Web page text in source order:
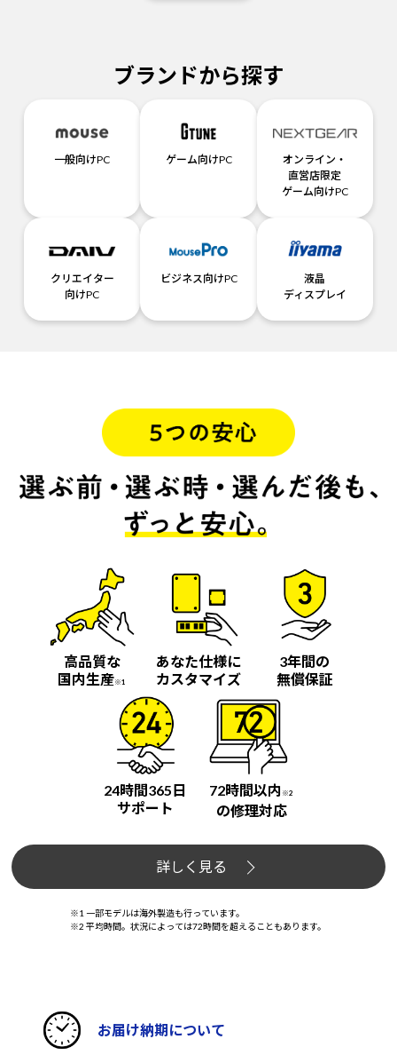
ブランドから探す
一般向けPC ゲーム向けPC
オンライン・
直営店限定
ゲーム向けPC
クリエイター
向けPC
ビジネス向けPC
液晶
ディスプレイ
高品質な
国内生産※1
あなた仕様に
カスタマイズ
3年間の
無償保証
24時間365日
サポート
72時間以内 ※2
の修理対応
詳しく見る
※1 一部モデルは海外製造も行っています。
※2 平均時間。状況によっては72時間を超えることもあります。
お届け納期について